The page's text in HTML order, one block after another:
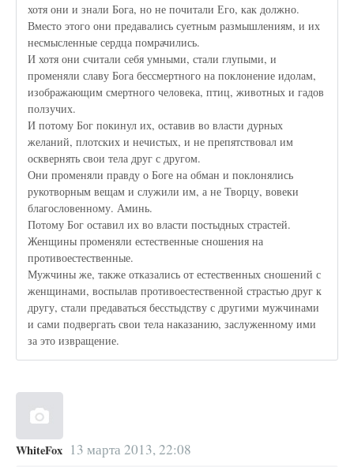
хотя они и знали Бога, но не почитали Его, как должно.
Вместо этого они предавались суетным размышлениям, и их
несмысленные сердца помрачились.
И хотя они считали себя умными, стали глупыми, и
променяли славу Бога бессмертного на поклонение идолам,
изображающим смертного человека, птиц, животных и гадов
ползучих.
И потому Бог покинул их, оставив во власти дурных
желаний, плотских и нечистых, и не препятствовал им
осквернять свои тела друг с другом.
Они променяли правду о Боге на обман и поклонялись
рукотворным вещам и служили им, а не Творцу, вовеки
благословенному. Аминь.
Потому Бог оставил их во власти постыдных страстей.
Женщины променяли естественные сношения на
противоестественные.
Мужчины же, также отказались от естественных сношений с
женщинами, воспылав противоестественной страстью друг к
другу, стали предаваться бесстыдству с другими мужчинами
и сами подвергать свои тела наказанию, заслуженному ими
за это извращение.
WhiteFox 13 марта 2013, 22:08